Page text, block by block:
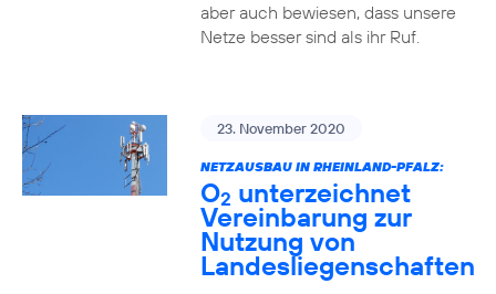
aber auch bewiesen, dass unsere
Netze besser sind als ihr Ruf.
23. November 2020
NETZAUSBAU IN RHEINLAND-PFALZ:
O2 unterzeichnet
Vereinbarung zur
Nutzung von
Landesliegenschaften